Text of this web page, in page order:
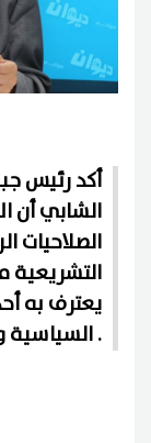
أكد رئيس
الشابي أن
الصلاحيات
التشريعية
يعترف به
السياسية وفق قوله .